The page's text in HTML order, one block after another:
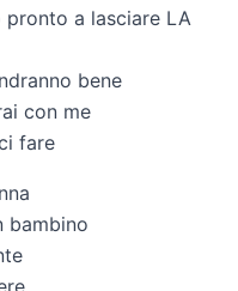
pronto a lasciare LA
bene
con me
fare
bambino